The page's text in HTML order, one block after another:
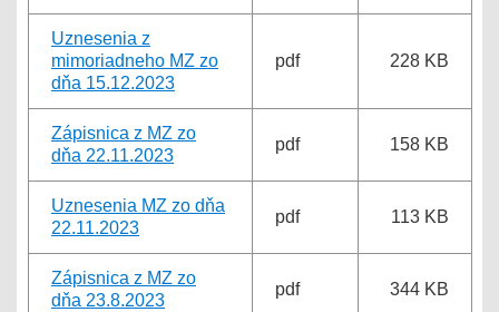
Uznesenia z
mimoriadneho MZ zo
dňa 15.12.2023
pdf 228 KB
Zápisnica z MZ zo
dňa 22.11.2023
pdf 158 KB
Uznesenia MZ zo dňa
22.11.2023
pdf 113 KB
Zápisnica z MZ zo
dňa 23.8.2023
pdf 344 KB